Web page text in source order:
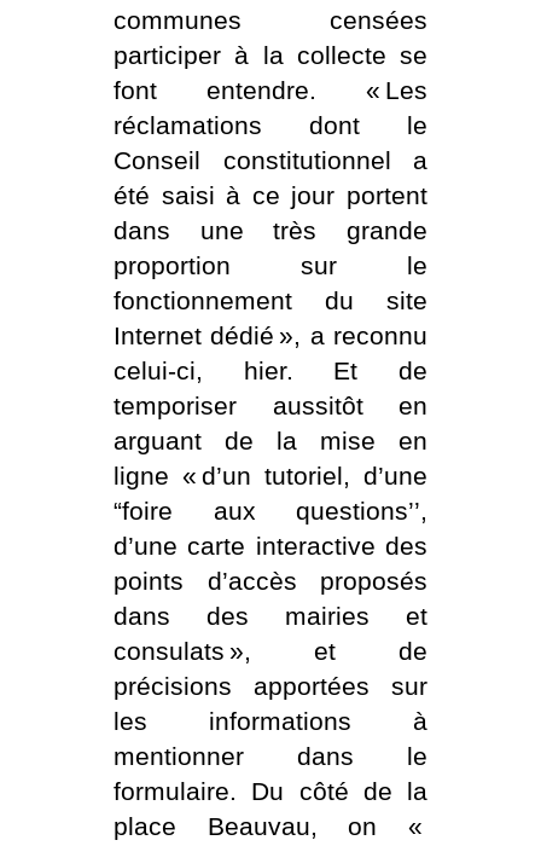
communes censées
participer à la collecte se
font entendre. « Les
réclamations dont le
Conseil constitutionnel a
été saisi à ce jour portent
dans une très grande
proportion sur le
fonctionnement du site
Internet dédié », a reconnu
celui-ci, hier. Et de
temporiser aussitôt en
arguant de la mise en
ligne « d’un tutoriel, d’une
“foire aux questions’’,
d’une carte interactive des
points d’accès proposés
dans des mairies et
consulats », et de
précisions apportées sur
les informations à
mentionner dans le
formulaire. Du côté de la
place Beauvau, on «